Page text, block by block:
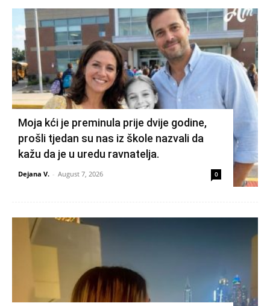
Moja kći je preminula prije dvije godine,
prošli tjedan su nas iz škole nazvali da
kažu da je u uredu ravnatelja.
Dejana V. - August 7, 2026 0